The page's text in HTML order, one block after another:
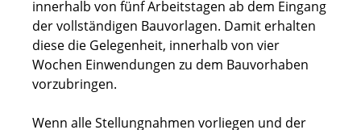
innerhalb von fünf Arbeitstagen ab dem Eingang
der vollständigen Bauvorlagen. Damit erhalten
diese die Gelegenheit, innerhalb von vier
Wochen Einwendungen zu dem Bauvorhaben
vorzubringen.
Wenn alle Stellungnahmen vorliegen und der